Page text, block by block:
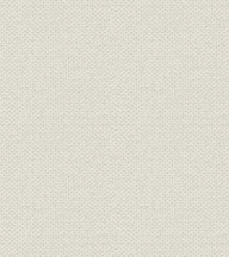
関係会社;財務・業績